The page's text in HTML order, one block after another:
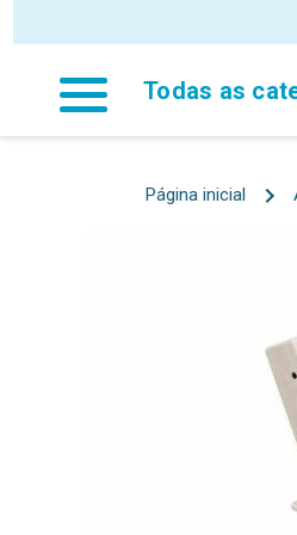
Todas as
Página inicial